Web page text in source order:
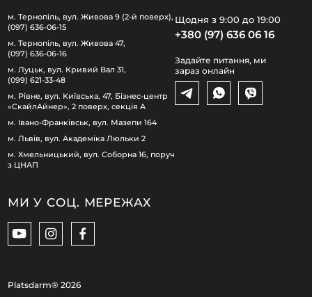
м. Тернопіль, вул. Живова 9 (2-й поверх),
(097) 636-06-15
м. Тернопіль, вул. Живова 47,
(097) 636-06-16
м. Луцьк, вул. Кривий Вал 31,
(099) 621-33-48
м. Рівне, вул. Київська, 47, Бізнес-центр
«СкайлАйнер», 2 поверх, секція А
м. Івано-Франківськ, вул. Мазепи 164
м. Львів, вул. Академіка Люльки 2
м. Хмельницький, вул. Соборна 16, поруч
з ЦНАП
Щодня з 9:00 до 19:00
+380 (97) 636 06 16
Задайте питання, ми
зараз онлайн
МИ У СОЦ. МЕРЕЖАХ
Platsdarm® 2026